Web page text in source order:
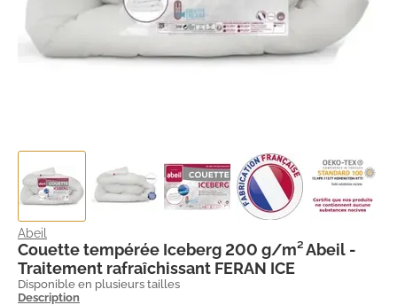
Abeil
Couette tempérée Iceberg 200 g/m² Abeil -
Traitement rafraîchissant FERAN ICE
Disponible en plusieurs tailles
Description